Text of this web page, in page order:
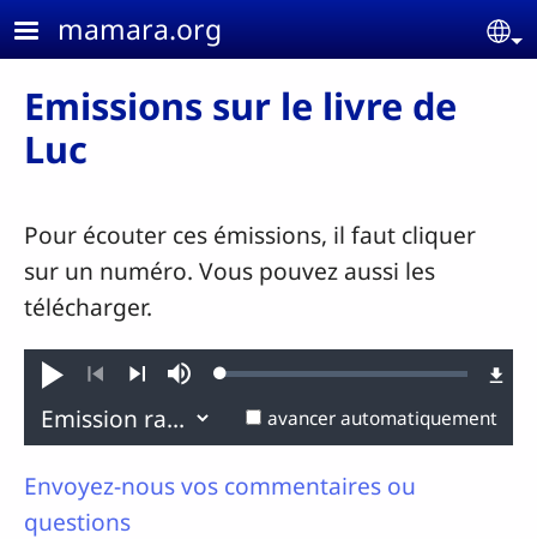
Aller au contenu principal
mamara.org
Emissions sur le livre de
Luc
Pour écouter ces émissions, il faut cliquer
sur un numéro. Vous pouvez aussi les
télécharger.
Jouer
Précédent
SourdineLoaded:
avancer automatiquement
Envoyez-nous vos commentaires ou
questions